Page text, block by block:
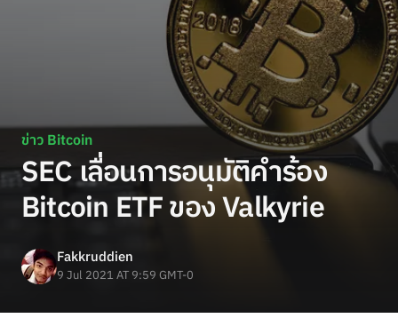
ข่าว Bitcoin
SEC เลื่อนการอนุมัติคำร้อง
Bitcoin ETF ของ Valkyrie
Fakkruddien
9 Jul 2021 AT 9:59 GMT-0